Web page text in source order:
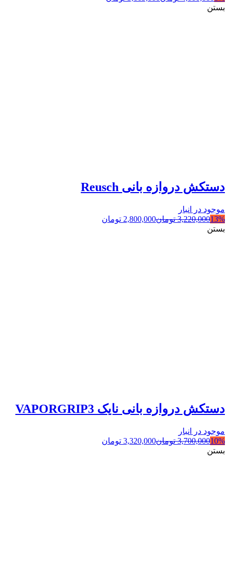
بستن
دستکش دروازه بانی Reusch
موجود در انبار
13%
3,220,000 تومان2,800,000 تومان
بستن
دستکش دروازه بانی نایک VAPORGRIP3
موجود در انبار
10%
3,700,000 تومان3,320,000 تومان
بستن